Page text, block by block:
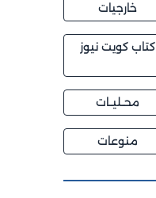
خارجيات
كتاب كويت نيوز
محــليــات
منوعات